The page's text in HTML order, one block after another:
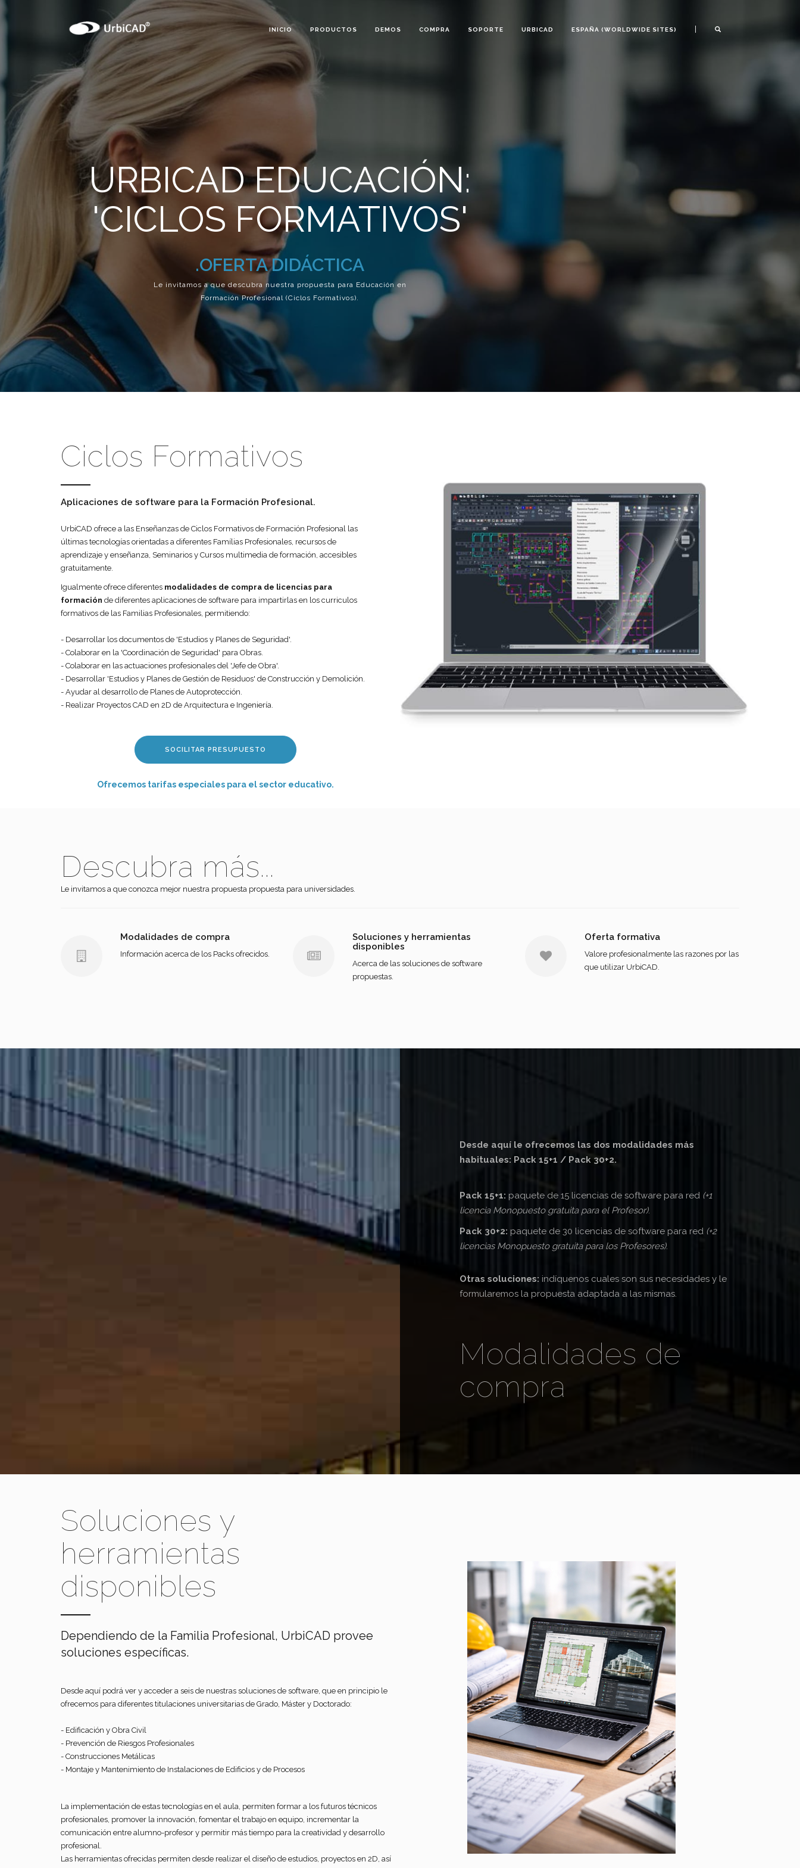
INICIO PRODUCTOS DEMOS COMPRA SOPORTE URBICAD ESPAÑA (WORLDWIDE SITES)
URBICAD EDUCACIÓN:
'CICLOS FORMATIVOS'
.OFERTA DIDÁCTICA
Le invitamos a que descubra nuestra propuesta para Educación en
Formación Profesional (Ciclos Formativos).
Ciclos Formativos
Aplicaciones de software para la Formación Profesional.
UrbiCAD ofrece a las Enseñanzas de Ciclos Formativos de Formación Profesional las
últimas tecnologías orientadas a diferentes Famílias Profesionales, recursos de
aprendizaje y enseñanza, Seminarios y Cursos multimedia de formación, accesibles
gratuitamente.
Igualmente ofrece diferentes modalidades de compra de licencias para
formación de diferentes aplicaciones de software para impartirlas en los curriculos
formativos de las Familias Profesionales, permitiendo:
- Desarrollar los documentos de 'Estudios y Planes de Seguridad'.
- Colaborar en la 'Coordinación de Seguridad' para Obras.
- Colaborar en las actuaciones profesionales del 'Jefe de Obra'.
- Desarrollar 'Estudios y Planes de Gestión de Residuos' de Construcción y Demolición.
- Ayudar al desarrollo de Planes de Autoprotección.
- Realizar Proyectos CAD en 2D de Arquitectura e Ingeniería.
SOCILITAR PRESUPUESTO
Ofrecemos tarifas especiales para el sector educativo.
Descubra más...
Le invitamos a que conozca mejor nuestra propuesta propuesta para universidades.
Modalidades de compra
Información acerca de los Packs ofrecidos.
Soluciones y herramientas
disponibles
Acerca de las soluciones de software
propuestas.
Oferta formativa
Valore profesionalmente las razones por las
que utilizar UrbiCAD.
Desde aquí le ofrecemos las dos modalidades más
habituales: Pack 15+1 / Pack 30+2.
Pack 15+1: paquete de 15 licencias de software para red (+1
licencia Monopuesto gratuita para el Profesor).
Pack 30+2: paquete de 30 licencias de software para red (+2
licencias Monopuesto gratuita para los Profesores).
Otras soluciones: indíquenos cuales son sus necesidades y le
formularemos la propuesta adaptada a las mismas.
Modalidades de
compra
Soluciones y
herramientas
disponibles
Dependiendo de la Familia Profesional, UrbiCAD provee
soluciones específicas.
Desde aquí podrá ver y acceder a seis de nuestras soluciones de software, que en principio le
ofrecemos para diferentes titulaciones universitarias de Grado, Máster y Doctorado:
- Edificación y Obra Civil
- Prevención de Riesgos Profesionales
- Construcciones Metálicas
- Montaje y Mantenimiento de Instalaciones de Edificios y de Procesos
La implementación de estas tecnologías en el aula, permiten formar a los futuros técnicos
profesionales, promover la innovación, fomentar el trabajo en equipo, incrementar la
comunicación entre alumno-profesor y permitir más tiempo para la creatividad y desarrollo
profesional.
Las herramientas ofrecidas permiten desde realizar el diseño de estudios, proyectos en 2D, así